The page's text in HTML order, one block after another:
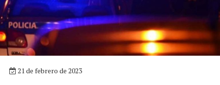
21 de febrero de 2023